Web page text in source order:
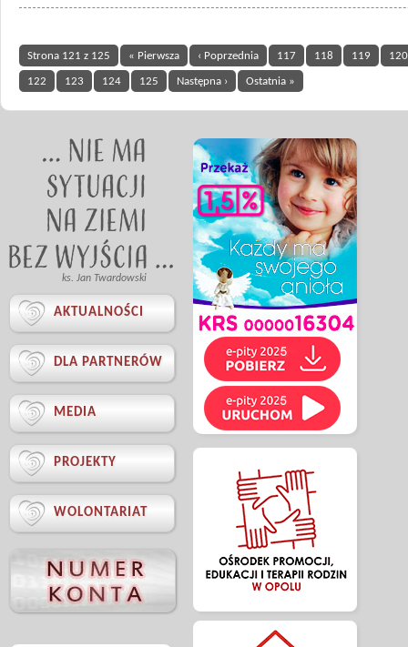
Strona 121 z 125 « Pierwsza ‹ Poprzednia 117 118 119 120
122 123 124 125 Następna › Ostatnia »
ks. Jan Twardowski
 AKTUALNOŚCI
 DLA PARTNERÓW
 MEDIA
 PROJEKTY
 WOLONTARIAT